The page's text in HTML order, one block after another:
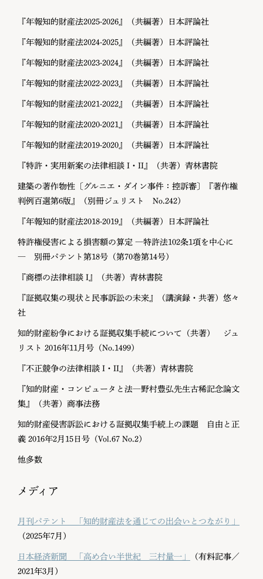
『年報知的財産法2025-2026』（共編著）日本評論社
『年報知的財産法2024-2025』（共編著）日本評論社
『年報知的財産法2023-2024』（共編著）日本評論社
『年報知的財産法2022-2023』（共編著）日本評論社
『年報知的財産法2021-2022』（共編著）日本評論社
『年報知的財産法2020-2021』（共編著）日本評論社
『年報知的財産法2019-2020』（共編著）日本評論社
『特許・実用新案の法律相談 I・II』（共著）青林書院
建築の著作物性〔グルニエ・ダイン事件：控訴審〕『著作権
判例百選第6版』（別冊ジュリスト No.242）
『年報知的財産法2018-2019』（共編著）日本評論社
特許権侵害による損害額の算定 ―特許法102条1項を中心に
― 別冊パテント第18号（第70巻第14号）
『商標の法律相談 I』（共著）青林書院
『証拠収集の現状と民事訴訟の未来』（講演録・共著）悠々
社
知的財産紛争における証拠収集手続について（共著） ジュ
リスト 2016年11月号（No.1499）
『不正競争の法律相談 I・II』（共著）青林書院
『知的財産・コンピュータと法―野村豊弘先生古稀記念論文
集』（共著）商事法務
知的財産侵害訴訟における証拠収集手続上の課題 自由と正
義 2016年2月15日号（Vol.67 No.2）
他多数
メディア
月刊パテント 「知的財産法を通じての出会いとつながり」
（2025年7月）
日本経済新聞 「高め合い半世紀 三村量一」
（有料記事／
2021年3月）